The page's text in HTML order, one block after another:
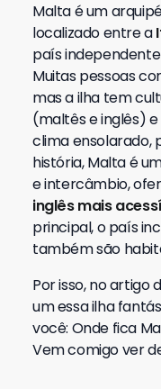
Malta é um
localizado entre a
país
Muitas pessoas
mas a ilha tem
(maltês e inglês)
clima ensolarado,
história, Malta é
e intercâmbio,
inglês mais
principal, o país
também são
Por isso, no artigo
um essa ilha
você: Onde fica
Vem comigo ver